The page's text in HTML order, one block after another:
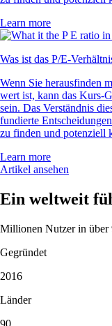
Learn more
Was ist das P/E-
Wenn Sie herausfinden
wert ist, kann das Kurs-
sein. Das Verständnis
fundierte
zu finden und potenziell
Learn more
Artikel ansehen
Ein weltweit
Millionen Nutzer in über
Gegründet
2016
Länder
90